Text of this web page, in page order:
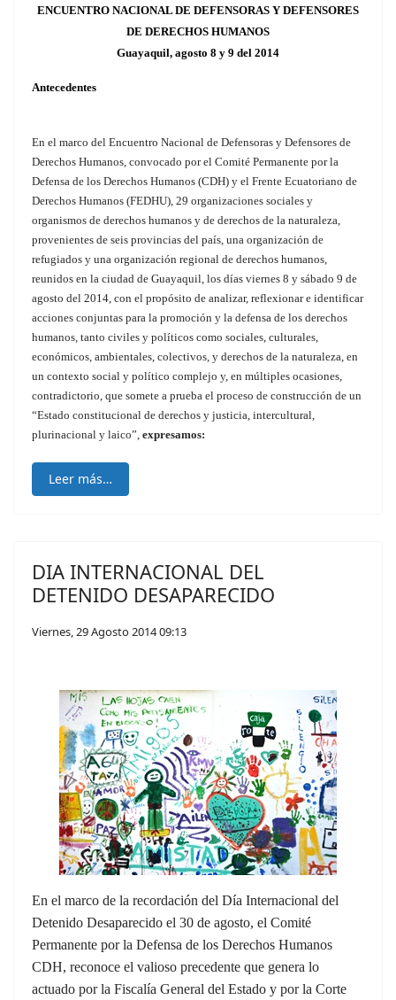
ENCUENTRO NACIONAL DE DEFENSORAS Y DEFENSORES
DE DERECHOS HUMANOS
Guayaquil, agosto 8 y 9 del 2014
Antecedentes
En el marco del Encuentro Nacional de Defensoras y Defensores de
Derechos Humanos, convocado por el Comité Permanente por la
Defensa de los Derechos Humanos (CDH) y el Frente Ecuatoriano de
Derechos Humanos (FEDHU), 29 organizaciones sociales y
organismos de derechos humanos y de derechos de la naturaleza,
provenientes de seis provincias del país, una organización de
refugiados y una organización regional de derechos humanos,
reunidos en la ciudad de Guayaquil, los días viernes 8 y sábado 9 de
agosto del 2014, con el propósito de analizar, reflexionar e identificar
acciones conjuntas para la promoción y la defensa de los derechos
humanos, tanto civiles y políticos como sociales, culturales,
económicos, ambientales, colectivos, y derechos de la naturaleza, en
un contexto social y político complejo y, en múltiples ocasiones,
contradictorio, que somete a prueba el proceso de construcción de un
“Estado constitucional de derechos y justicia, intercultural,
plurinacional y laico”, expresamos:
Leer más…
DIA INTERNACIONAL DEL
DETENIDO DESAPARECIDO
Viernes, 29 Agosto 2014 09:13
En el marco de la recordación del Día Internacional del
Detenido Desaparecido el 30 de agosto, el Comité
Permanente por la Defensa de los Derechos Humanos
CDH, reconoce el valioso precedente que genera lo
actuado por la Fiscalía General del Estado y por la Corte